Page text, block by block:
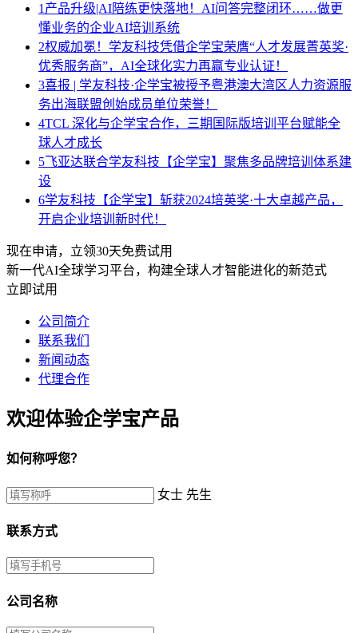
1 产品升级|AI陪练更快落地！AI问答完整闭环……做更
懂业务的企业AI培训系统
2权威加冕！学友科技凭借企学宝荣膺“人才发展菁英奖·
优秀服务商”，AI全球化实力再赢专业认证！
3喜报 | 学友科技·企学宝被授予粤港澳大湾区人力资源服
务出海联盟创始成员单位荣誉！
4TCL 深化与企学宝合作，三期国际版培训平台赋能全
球人才成长
5飞亚达联合学友科技【企学宝】聚焦多品牌培训体系建
设
6学友科技【企学宝】斩获2024培英奖·十大卓越产品，
开启企业培训新时代！
现在申请，立领30天免费试用
新一代AI全球学习平台，构建全球人才智能进化的新范式
立即试用
公司简介
联系我们
新闻动态
代理合作
欢迎体验企学宝产品
如何称呼您？
女士 先生
联系方式
公司名称